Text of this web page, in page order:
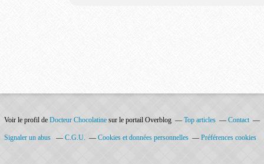
Voir le profil de Docteur Chocolatine sur le portail Overblog Top articles Contact
Signaler un abus C.G.U. Cookies et données personnelles Préférences cookies